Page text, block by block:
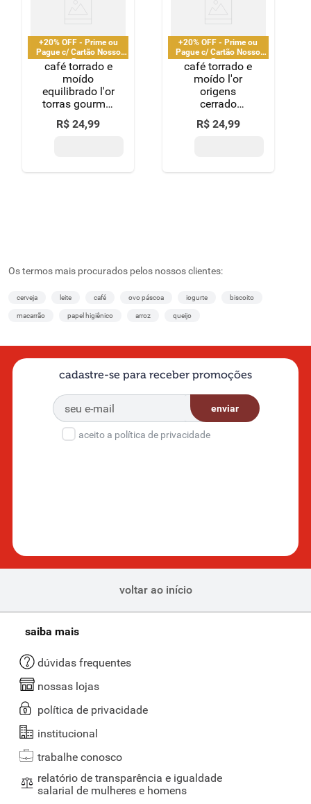
+20% OFF - Prime ou
Pague c/ Cartão Nosso
Pay
café torrado e
moído
equilibrado l'or
torras gourmet
sachê 250g
R$ 24,99
+20% OFF - Prime ou
Pague c/ Cartão Nosso
Pay
café torrado e
moído l'or
origens
cerrado
mineiro 250g
R$ 24,99
Os termos mais procurados pelos nossos clientes:
cerveja leite café ovo páscoa iogurte biscoito
macarrão papel higiênico arroz queijo
cadastre-se para receber promoções
enviar
aceito a política de privacidade
voltar ao início
saiba mais
dúvidas frequentes
nossas lojas
política de privacidade
institucional
trabalhe conosco
relatório de transparência e igualdade
salarial de mulheres e homens